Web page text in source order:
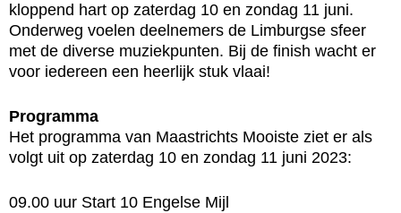
kloppend hart op zaterdag 10 en zondag 11 juni.
Onderweg voelen deelnemers de Limburgse sfeer
met de diverse muziekpunten. Bij de finish wacht er
voor iedereen een heerlijk stuk vlaai!
Programma
Het programma van Maastrichts Mooiste ziet er als
volgt uit op zaterdag 10 en zondag 11 juni 2023:
09.00 uur Start 10 Engelse Mijl